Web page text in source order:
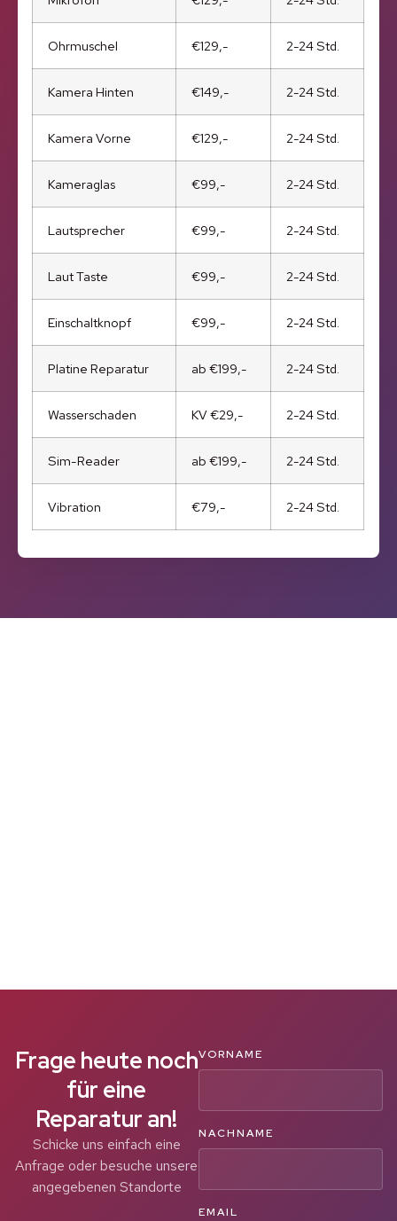
Ohrmuschel €129,- 2-24 Std.
Kamera Hinten €149,- 2-24 Std.
Kamera Vorne €129,- 2-24 Std.
Kameraglas €99,- 2-24 Std.
Lautsprecher €99,- 2-24 Std.
Laut Taste €99,- 2-24 Std.
Einschaltknopf €99,- 2-24 Std.
Platine Reparatur ab €199,- 2-24 Std.
Wasserschaden KV €29,- 2-24 Std.
Sim-Reader ab €199,- 2-24 Std.
Vibration €79,- 2-24 Std.
Frage heute noch
für eine
Reparatur an!
Schicke uns einfach eine
Anfrage oder besuche unsere
angegebenen Standorte
VORNAME
NACHNAME
EMAIL